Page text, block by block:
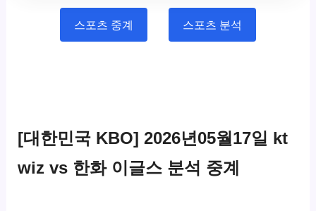
스포츠 중계 스포츠 분석
[대한민국 KBO] 2026년05월17일 kt
wiz vs 한화 이글스 분석 중계